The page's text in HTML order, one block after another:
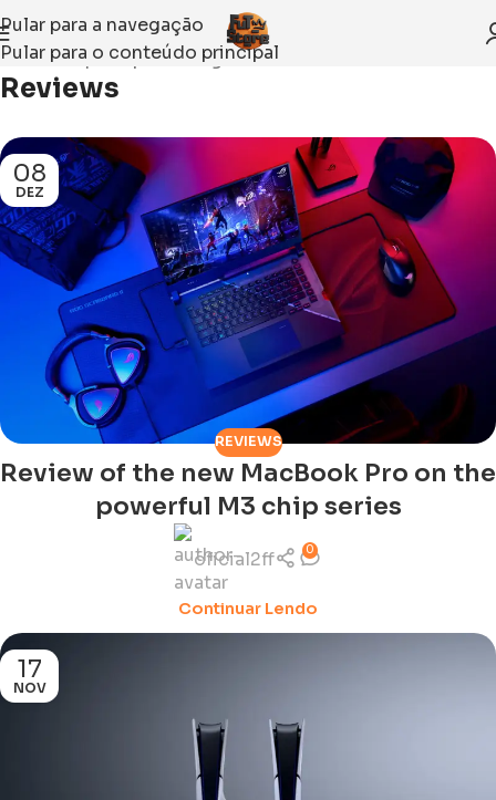
Pular para a navegação
Pular para o conteúdo principal
Início Arquivo por Categoria “Reviews”
Reviews
08
DEZ
REVIEWS
Review of the new MacBook Pro on the
powerful M3 chip series
oficial2ff 0
Continuar Lendo
17
NOV